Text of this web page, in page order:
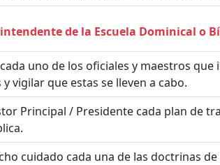
de la Escuela Dominical o
uno de los oficiales y maestros
vigilar que estas se lleven a cabo.
Principal / Presidente cada plan de
cuidado cada una de las doctrinas